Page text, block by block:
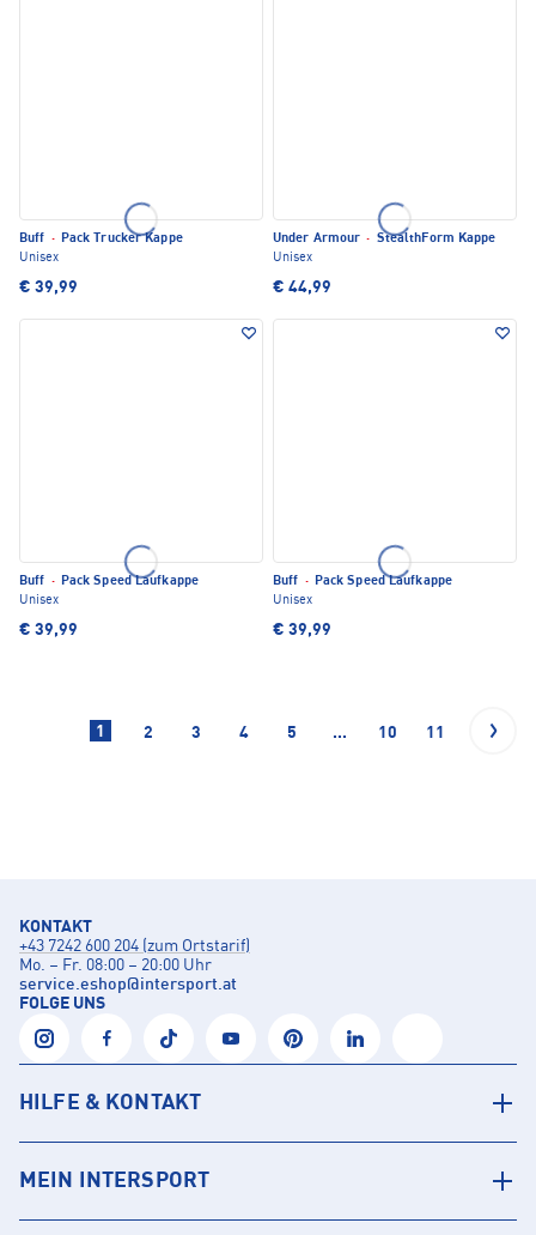
Buff · Pack Trucker Kappe
Unisex
€ 39,99
Under Armour · StealthForm Kappe
Unisex
€ 44,99
Buff · Pack Speed Laufkappe
Unisex
€ 39,99
Buff · Pack Speed Laufkappe
Unisex
€ 39,99
1 2 3 4 5 ... 10 11
KONTAKT
+43 7242 600 204 (zum Ortstarif)
Mo. – Fr. 08:00 – 20:00 Uhr
service.eshop@intersport.at
FOLGE UNS
HILFE & KONTAKT
MEIN INTERSPORT